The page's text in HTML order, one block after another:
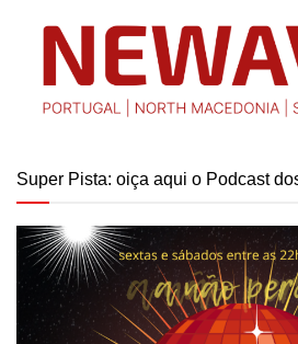
Super Pista: oiça aqui o Podcast